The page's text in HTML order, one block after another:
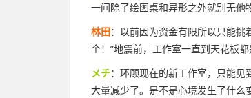
一间除了绘图桌和异形之外就别无他
林田：以前因为资金有限所以只能
个！”地震前，工作室一直到天花板
メチ：环顾现在的新工作室，只能
大量减少了。是不是心境发生了什么